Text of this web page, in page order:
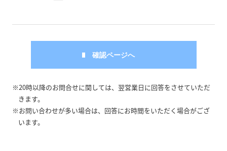
※20時以降のお問合せに関しては、翌営業日に回答をさせていただ
きます。
※お問い合わせが多い場合は、回答にお時間をいただく場合がござ
います。